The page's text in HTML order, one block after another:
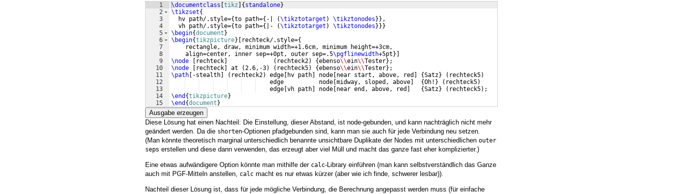
1
2
3
4
5
6
7
8
9
10
11
12
13
14
15
\documentclass tikz { standalone}
\tikzset{
  hv path/.style=
{to path={ -| (\tikztotarget ) \tikztonodes }} ,
  vh path/.style=
{to path={ |- (\tikztotarget ) \tikztonodes }}}
\begin{document }
\begin{tikzpicture} rechteck/.style={
    rectangle, draw, minimum width=+1.6cm, minimum height=+3cm,
    align=center, inner sep=+0pt, outer sep=.5
\pgflinewidth+5pt }]
\node
rechteck ( rechteck2) {ebenso\\ein\\Tester} ;
\node
rechteck at (2.6,-3) ( rechteck5) {ebenso\\ein\\Tester} ;
\path
-stealth ( rechteck2) edge hv path node near start, above, red {Satz} ( rechteck5)
    edge          node
midway, sloped, above {Oh! } ( rechteck5)
    edge
vh path node near end, above, red {Satz} ( rechteck5) ;
\end {tikzpicture}
\end {document }
Ausgabe erzeugen
Diese Lösung hat einen Nachteil: Die Einstellung, dieser Abstand, ist node-gebunden, und kann nachträglich nicht mehr
geändert werden. Da die shorten-Optionen pfadgebunden sind, kann man sie auch für jede Verbindung neu setzen.
(Man könnte theoretisch marginal unterschiedlich benannte unsichtbare Duplikate der Nodes mit unterschiedlichen outer
seps erstellen und diese dann verwenden, das erzeugt aber viel Müll und macht das ganze fast eher komplizierter.)
Eine etwas aufwändigere Option könnte man mithilfe der calc-Library einführen (man kann selbstverständlich das Ganze
auch mit PGF-Mitteln anstellen, calc macht es nur etwas kürzer (aber wie ich finde, schwerer lesbar)).
Nachteil dieser Lösung ist, dass für jede mögliche Verbindung, die Berechnung angepasst werden muss (für einfache